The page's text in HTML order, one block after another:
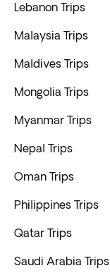
Lebanon Trips
Malaysia Trips
Maldives Trips
Mongolia Trips
Myanmar Trips
Nepal Trips
Oman Trips
Philippines Trips
Qatar Trips
Saudi Arabia Trips